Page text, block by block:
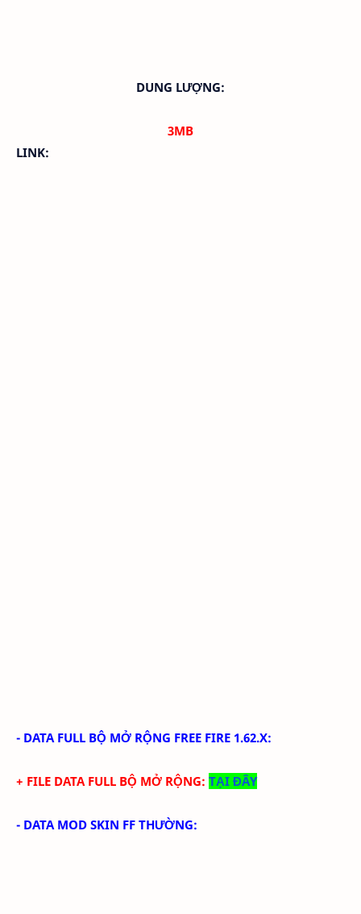
DUNG LƯỢNG:
3MB
LINK:
- DATA FULL BỘ MỞ RỘNG FREE FIRE 1.62.X:
+ FILE DATA FULL BỘ MỞ RỘNG: TẠI ĐÂY
- DATA MOD SKIN FF THƯỜNG: